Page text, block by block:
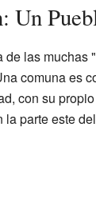
Un
de las muchas
comuna es
con su
parte este